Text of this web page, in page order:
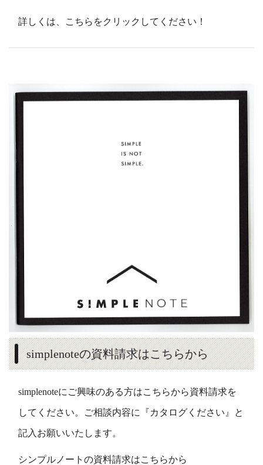
詳しくは、 こちらをクリックしてください！
simplenoteの資料請求はこちらから
simplenoteにご興味のある方はこちらから資料請求を
してください。ご相談内容に『カタログください』と
記入お願いいたします。
シンプルノートの資料請求はこちらから